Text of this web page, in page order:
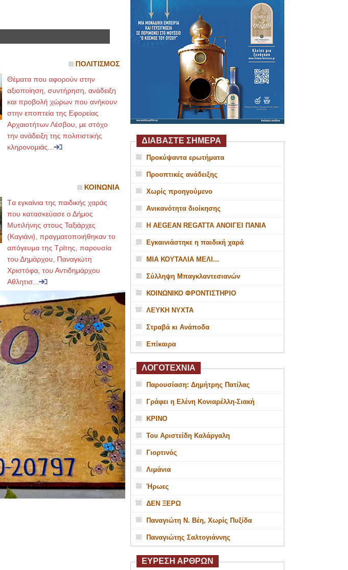
ΠΟΛΙΤΙΣΜΟΣ
Θέματα που αφορούν στην
αξιοποίηση, συντήρηση, ανάδειξη
και προβολή χώρων που ανήκουν
στην εποπτεία της Εφορείας
Αρχαιοτήτων Λέσβου, με στόχο
την ανάδειξη της πολιτιστικής
κληρονομιάς...
ΚΟΙΝΩΝΙΑ
Tα εγκαίνια της παιδικής χαράς
που κατασκεύασε ο Δήμος
Μυτιλήνης στους Ταξιάρχες
(Καγιάνι), πραγματοποιήθηκαν το
απόγευμα της Τρίτης, παρουσία
του Δημάρχου, Παναγιώτη
Χριστόφα, του Αντιδημάρχου
Αθλητισ...
ΔΙΑΒΑΣΤΕ ΣΗΜΕΡΑ
Προκύψαντα ερωτήματα
Προοπτικές ανάδειξης
Χωρίς προηγούμενο
Ανικανότητα διοίκησης
Η AEGEAN REGATTA ΑΝΟΙΓΕΙ ΠΑΝΙΑ
Εγκαινιάστηκε η παιδική χαρά
ΜΙΑ ΚΟΥΤΑΛΙΑ ΜΕΛΙ...
Σύλληψη Μπαγκλαντεσιανών
ΚΟΙΝΩΝΙΚΟ ΦΡΟΝΤΙΣΤΗΡΙΟ
ΛΕΥΚΗ ΝΥΧΤΑ
Στραβά κι Ανάποδα
Επίκαιρα
ΛΟΓΟΤΕΧΝΙΑ
Παρουσίαση: Δημήτρης Πατίλας
Γράφει η Ελένη Κονιαρέλλη-Σιακή
ΚΡΙΝΟ
Του Αριστείδη Καλάργαλη
Γιορτινός
Λιμάνια
Ήρωες
ΔΕΝ ΞΕΡΩ
Παναγιώτη Ν. Βέη, Χωρίς Πυξίδα
Παναγιώτης Σαλτογιάννης
ΕΥΡΕΣΗ ΑΡΘΡΩΝ